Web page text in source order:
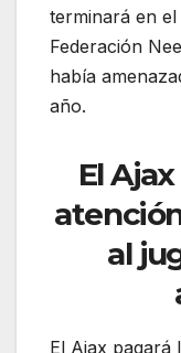
terminará en el
Federación
había
año.
El
al
El Ajax pagará